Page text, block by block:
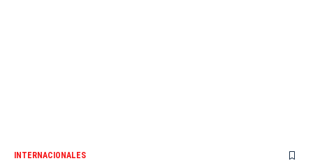
INTERNACIONALES